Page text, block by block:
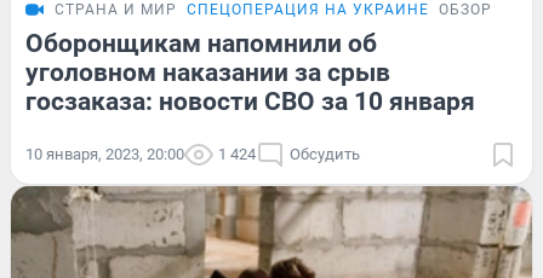
СТРАНА И МИР СПЕЦОПЕРАЦИЯ НА УКРАИНЕ ОБЗОР
Оборонщикам напомнили об
уголовном наказании за срыв
госзаказа: новости СВО за 10 января
10 января, 2023, 20:00 1 424 Обсудить